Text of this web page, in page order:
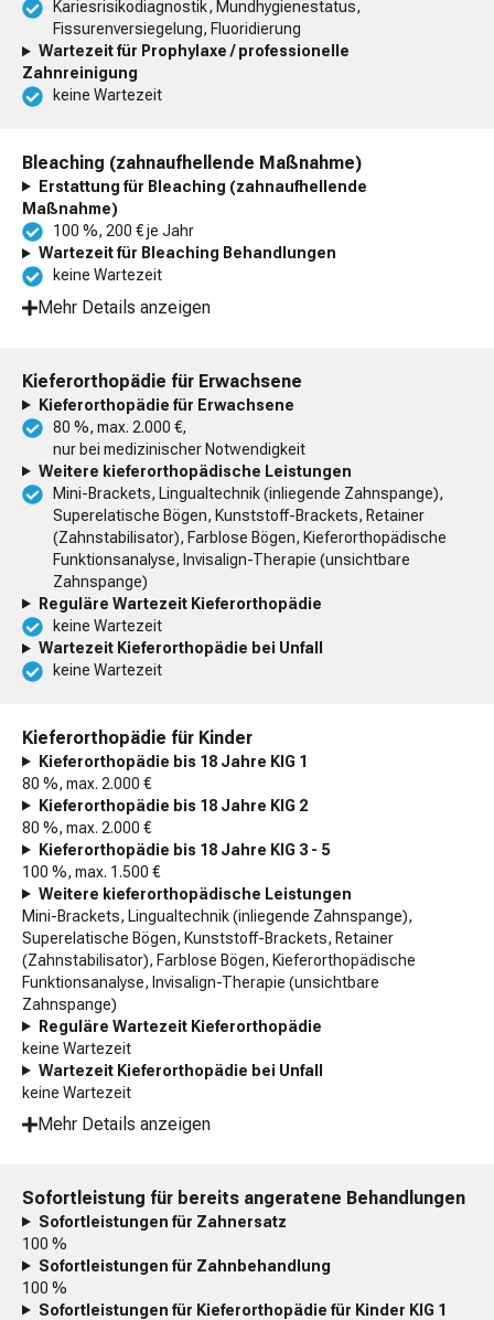
Kariesrisikodiagnostik, Mundhygienestatus,
Fissurenversiegelung, Fluoridierung
Wartezeit für Prophylaxe / professionelle
Zahnreinigung
keine Wartezeit
Bleaching (zahnaufhellende Maßnahme)
Erstattung für Bleaching (zahnaufhellende
Maßnahme)
100 %, 200 € je Jahr
Wartezeit für Bleaching Behandlungen
keine Wartezeit
Mehr Details anzeigen
Kieferorthopädie für Erwachsene
Kieferorthopädie für Erwachsene
80 %, max. 2.000 €,
nur bei medizinischer Notwendigkeit
Weitere kieferorthopädische Leistungen
Mini-Brackets, Lingualtechnik (inliegende Zahnspange),
Superelatische Bögen, Kunststoff-Brackets, Retainer
(Zahnstabilisator), Farblose Bögen, Kieferorthopädische
Funktionsanalyse, Invisalign-Therapie (unsichtbare
Zahnspange)
Reguläre Wartezeit Kieferorthopädie
keine Wartezeit
Wartezeit Kieferorthopädie bei Unfall
keine Wartezeit
Kieferorthopädie für Kinder
Kieferorthopädie bis 18 Jahre KIG 1
80 %, max. 2.000 €
Kieferorthopädie bis 18 Jahre KIG 2
80 %, max. 2.000 €
Kieferorthopädie bis 18 Jahre KIG 3 - 5
100 %, max. 1.500 €
Weitere kieferorthopädische Leistungen
Mini-Brackets, Lingualtechnik (inliegende Zahnspange),
Superelatische Bögen, Kunststoff-Brackets, Retainer
(Zahnstabilisator), Farblose Bögen, Kieferorthopädische
Funktionsanalyse, Invisalign-Therapie (unsichtbare
Zahnspange)
Reguläre Wartezeit Kieferorthopädie
keine Wartezeit
Wartezeit Kieferorthopädie bei Unfall
keine Wartezeit
Mehr Details anzeigen
Sofortleistung für bereits angeratene Behandlungen
Sofortleistungen für Zahnersatz
100 %
Sofortleistungen für Zahnbehandlung
100 %
Sofortleistungen für Kieferorthopädie für Kinder KIG 1